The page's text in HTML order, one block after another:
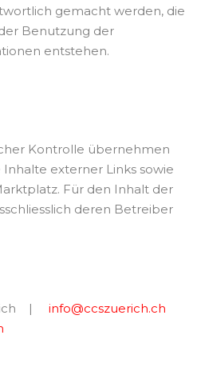
gemacht werden, die
Benutzung der
entstehen.
Kontrolle übernehmen
externer Links sowie
Für den Inhalt der
deren Betreiber
|info@ccszuerich.ch